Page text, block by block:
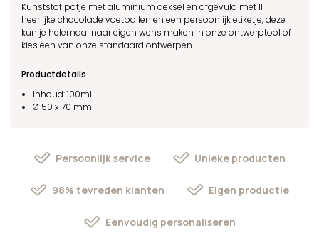
Kunststof potje met aluminium deksel en afgevuld met 11
heerlijke chocolade voetballen en een persoonlijk etiketje, deze
kun je helemaal naar eigen wens maken in onze ontwerptool of
kies een van onze standaard ontwerpen.
Productdetails
Inhoud: 100ml
Ø 50 x 70 mm
Persoonlijk service Unieke producten
98% tevreden klanten Eigen productie
Eenvoudig personaliseren